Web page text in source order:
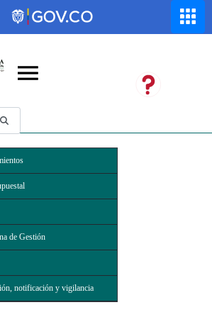
principal
de Gestión
notificación y vigilancia